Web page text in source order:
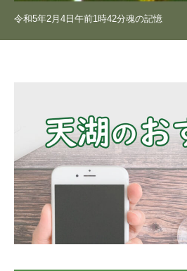
令和5年2月4日午前1時42分魂の記憶